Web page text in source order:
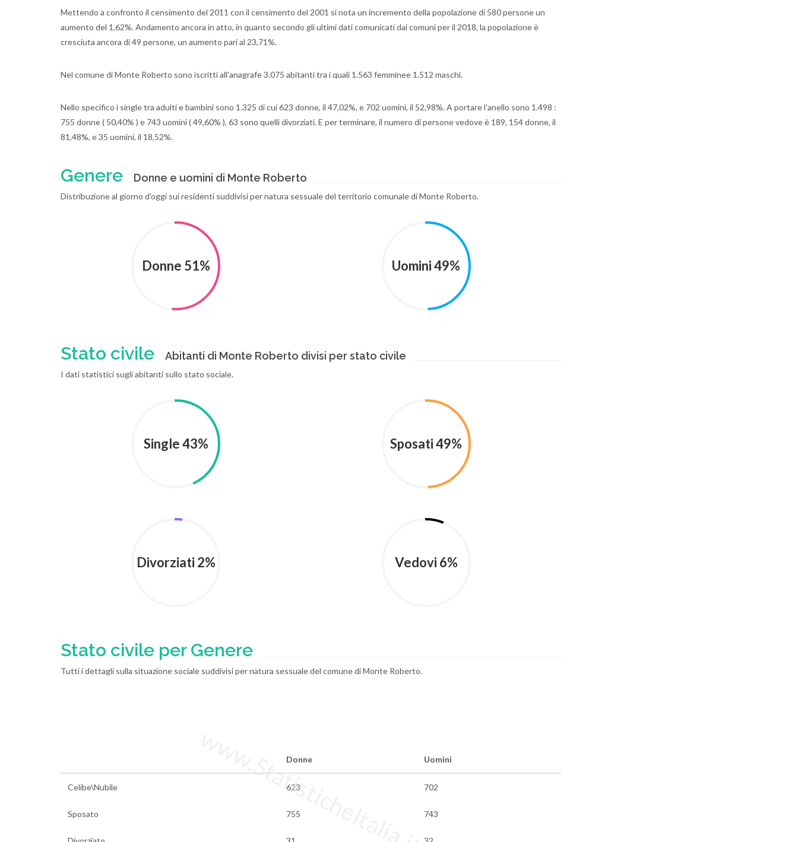
Mettendo a confronto il censimento del 2011 con il censimento del 2001 si nota un incremento della popolazione di 580 persone un
aumento del 1,62%. Andamento ancora in atto, in quanto secondo gli ultimi dati comunicati dai comuni per il 2018, la popolazione è
cresciuta ancora di 49 persone, un aumento pari al 23,71%.
Nel comune di Monte Roberto sono iscritti all'anagrafe 3.075 abitanti tra i quali 1.563 femminee 1.512 maschi.
Nello specifico i single tra adulti e bambini sono 1.325 di cui 623 donne, il 47,02%, e 702 uomini, il 52,98%. A portare l'anello sono 1.498 :
755 donne ( 50,40% ) e 743 uomini ( 49,60% ), 63 sono quelli divorziati. E per terminare, il numero di persone vedove è 189, 154 donne, il
81,48%, e 35 uomini, il 18,52%.
Genere Donne e uomini di Monte Roberto
Distribuzione al giorno d'oggi sui residenti suddivisi per natura sessuale del territorio comunale di Monte Roberto.
Donne 51% Uomini 49%
Stato civile Abitanti di Monte Roberto divisi per stato civile
I dati statistici sugli abitanti sullo stato sociale.
Single 43% Sposati 49%
Divorziati 2% Vedovi 6%
Stato civile per Genere
Tutti i dettagli sulla situazione sociale suddivisi per natura sessuale del comune di Monte Roberto.
Donne Uomini
Celibe\Nubile 623 702
Sposato 755 743
www.StatisticheItalia.it